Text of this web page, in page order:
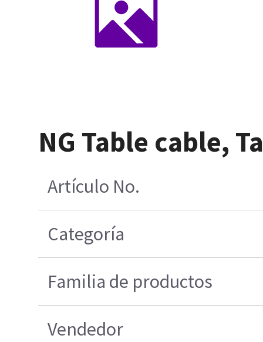
NG Table cable,
Artículo No.
Categoría
Familia de productos
Vendedor